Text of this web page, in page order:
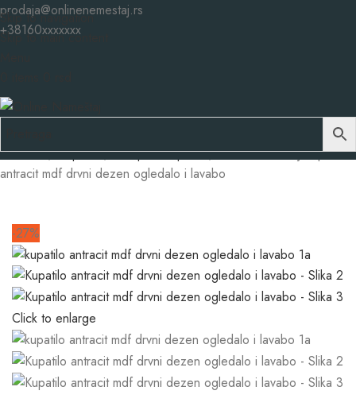
Skip to navigation
Skip to main content
prodaja@onlinenemestaj.rs
+38160xxxxxxx
Početna Kupatila Kompleti-Kupatila Onlinenamestaj Kupatilo
antracit mdf drvni dezen ogledalo i lavabo
-27%
Click to enlarge